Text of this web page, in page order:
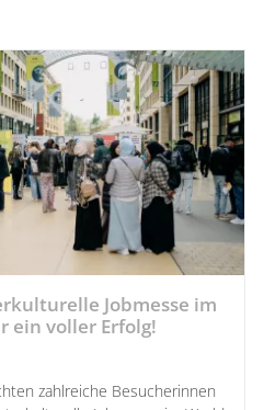
Jobmesse im
ein voller Erfolg!
zahlreiche Besucherinnen